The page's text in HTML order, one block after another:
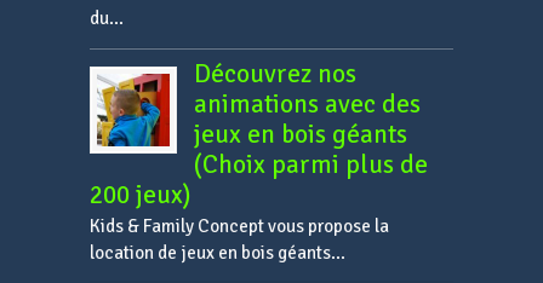
du...
Découvrez nos
animations avec des
jeux en bois géants
(Choix parmi plus de
200 jeux)
Kids & Family Concept vous propose la
location de jeux en bois géants...